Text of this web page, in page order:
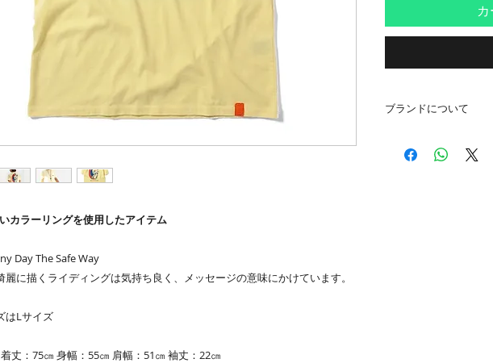
カラーリングを使用したアイテム
Day The Safe Way
麗に描くライディングは気持ち良く、メッセージの意味にかけています。
はLサイズ
丈：75㎝ 身幅：55㎝ 肩幅：51㎝ 袖丈：22㎝
ブランドについて